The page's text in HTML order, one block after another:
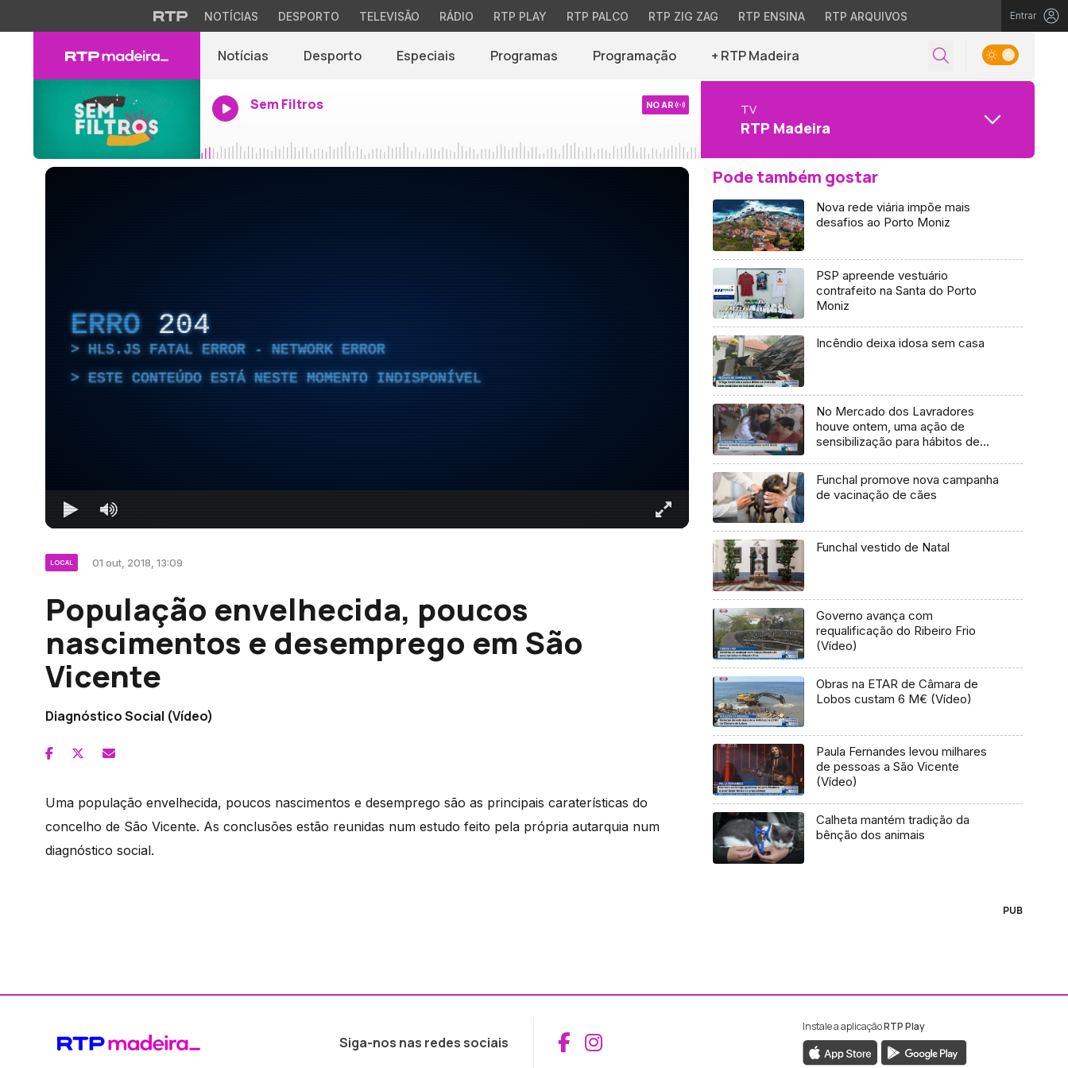
NOTÍCIAS DESPORTO TELEVISÃO RÁDIO RTP PLAY RTP PALCO RTP ZIG ZAG RTP ENSINA RTP ARQUIVOS Entrar
Notícias Desporto Especiais Programas Programação + RTP Madeira
Sem Filtros NO AR TV
RTP Madeira
ERRO 204
HLS.JS FATAL ERROR - NETWORK ERROR
ESTE CONTEÚDO ESTÁ NESTE MOMENTO INDISPONÍVEL
LOCAL 01 out, 2018, 13:09
População envelhecida, poucos
nascimentos e desemprego em São
Vicente
Diagnóstico Social (Vídeo)
Uma população envelhecida, poucos nascimentos e desemprego são as principais caraterísticas do
concelho de São Vicente. As conclusões estão reunidas num estudo feito pela própria autarquia num
diagnóstico social.
Pode também gostar
Nova rede viária impõe mais
desafios ao Porto Moniz
PSP apreende vestuário
contrafeito na Santa do Porto
Moniz
Incêndio deixa idosa sem casa
No Mercado dos Lavradores
houve ontem, uma ação de
sensibilização para hábitos de
Funchal promove nova campanha
de vacinação de cães
Funchal vestido de Natal
Governo avança com
requalificação do Ribeiro Frio
(Vídeo)
Obras na ETAR de Câmara de
Lobos custam 6 M€ (Vídeo)
Paula Fernandes levou milhares
de pessoas a São Vicente
(Vídeo)
Calheta mantém tradição da
bênção dos animais
PUB
Siga-nos nas redes sociais Aceder ao Facebook da RTP Madeira
Aceder ao Instagram da RTP Madeira
Instale a aplicaçãoRTP Play